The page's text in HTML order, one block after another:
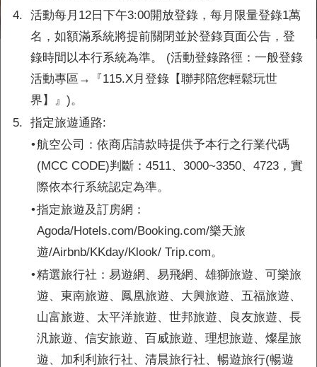
指定旅遊滿額禮
活動時間：115/4/1-6/30
活動對象：聯邦信用卡持卡人且消費當月完成登錄者
指定旅遊通路：航空公司、精選旅行社/旅遊及訂房網(查
看完整通路名單)
單月累積 滿額禮刷卡金
滿3萬元
450 元
滿6萬元 900元 300 元
滿9萬元 1,350 元 900元
滿15萬元 3,000 1,000
滿35萬元 7,000 元 3,000 元
4.
活動每月12日下午3:00開放登錄，每月限量登錄1萬
名，如額滿系統將提前關閉並於登錄頁面公告，登
錄時間以本行系統為準。 (活動登錄路徑：一般登錄
活動專區→『115.X月登錄【聯邦陪您輕鬆玩世
界】』)。
5.
指定旅遊通路:
•航空公司：依商店請款時提供予本行之行業代碼
(MCC CODE)判斷：4511、3000~3350、4723，實
際依本行系統認定為準。
•指定旅遊及訂房網：
Agoda/Hotels.com/Booking.com/樂天旅
遊/Airbnb/KKday/Klook/ Trip.com。
•精選旅行社：易遊網、易飛網、雄獅旅遊、可樂旅
遊、東南旅遊、鳳凰旅遊、大興旅遊、五福旅遊、
山富旅遊、太平洋旅遊、世邦旅遊、良友旅遊、長
汎旅遊、信安旅遊、百威旅遊、理想旅遊、燦星旅
遊、加利利旅行社、清晨旅行社、暢遊旅行(暢遊